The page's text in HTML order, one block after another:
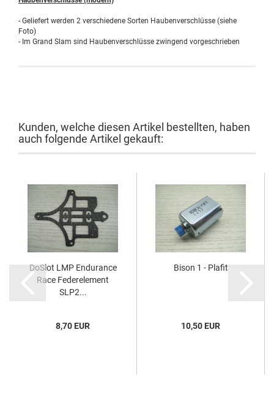
- Geliefert werden 2 verschiedene Sorten Haubenverschlüsse (siehe
Foto)
- Im Grand Slam sind Haubenverschlüsse zwingend vorgeschrieben
Kunden, welche diesen Artikel bestellten, haben
auch folgende Artikel gekauft:
DoSlot LMP Endurance
Race Federelement
SLP2...
8,70 EUR
Bison 1 - Plafit
10,50 EUR